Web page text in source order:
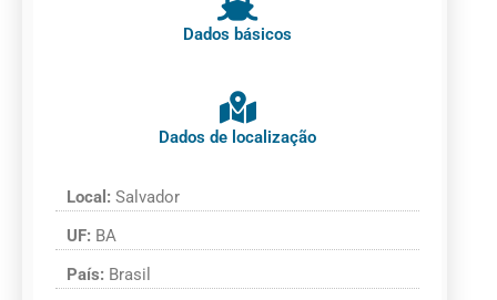
Dados básicos
Dados de localização
Local: Salvador
UF: BA
País: Brasil